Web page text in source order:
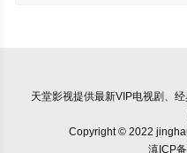
天堂影视提供最新VIP电视剧、
Copyright © 2022
滇ICP